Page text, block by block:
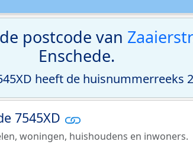
postcode van
Enschede.
heeft de huisnummerreeks
7545XD
woningen, huishoudens en inwoners.